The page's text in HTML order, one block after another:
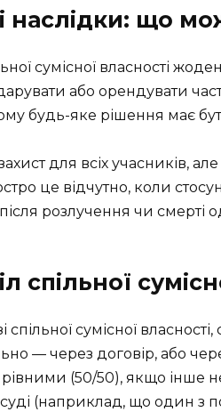
наслідки: що
сумісної власності
або орендувати
будь-яке рішення має
для всіх учасників,
це відчутно, коли
розлучення чи смерті
спільної
спільної сумісної
— через договір, або
рівними (50/50), якщо
(наприклад, що один з